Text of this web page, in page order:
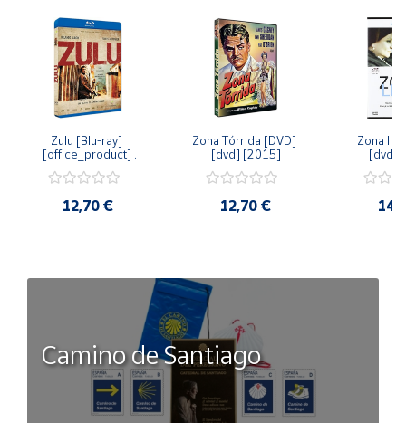
Zulu [Blu-ray]
[office_product]
12,70 €
Zona Tórrida [DVD]
[dvd] [2015]
12,70 €
Zona
[dvd]
Camino de Santiago